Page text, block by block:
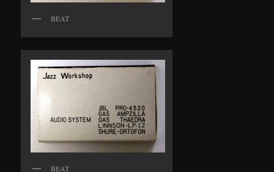
BEAT
BEAT